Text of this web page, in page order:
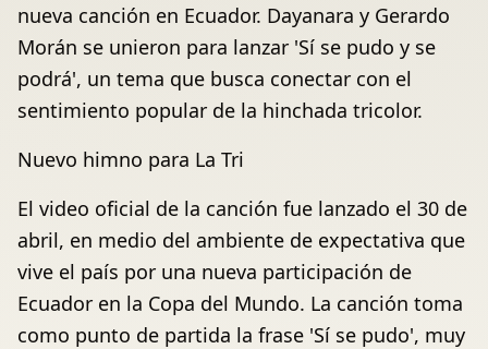
nueva canción en Ecuador. Dayanara y Gerardo
Morán se unieron para lanzar 'Sí se pudo y se
podrá', un tema que busca conectar con el
sentimiento popular de la hinchada tricolor.
Nuevo himno para La Tri
El video oficial de la canción fue lanzado el 30 de
abril, en medio del ambiente de expectativa que
vive el país por una nueva participación de
Ecuador en la Copa del Mundo. La canción toma
como punto de partida la frase 'Sí se pudo', muy